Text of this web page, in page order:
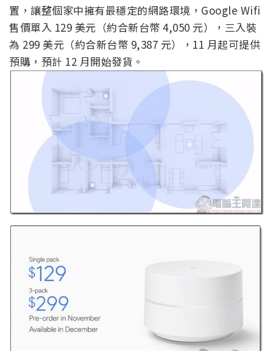
置，讓整個家中擁有最穩定的網路環境，Google Wifi
售價單入 129 美元（約合新台幣 4,050 元），三入裝
為 299 美元（約合新台幣 9,387 元），11 月起可提供
預購，預計 12 月開始發貨。